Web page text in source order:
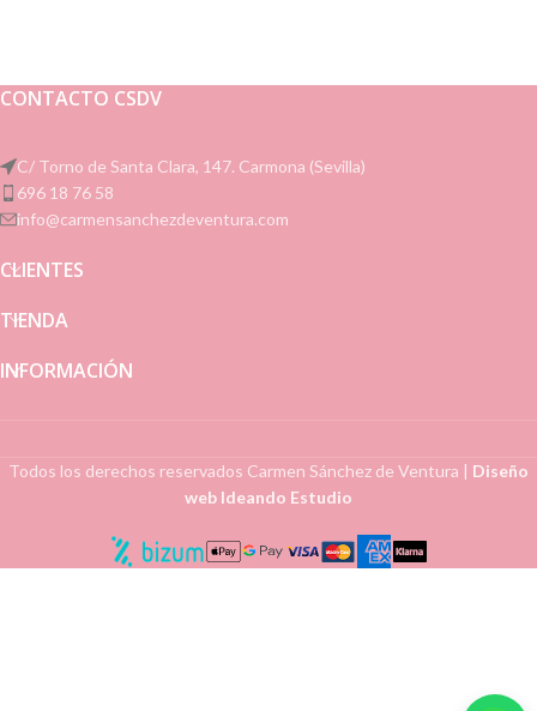
CONTACTO CSDV
C/ Torno de Santa Clara, 147. Carmona (Sevilla)
696 18 76 58
info@carmensanchezdeventura.com
CLIENTES
TIENDA
INFORMACIÓN
Todos los derechos reservados Carmen Sánchez de Ventura | Diseño
web Ideando Estudio